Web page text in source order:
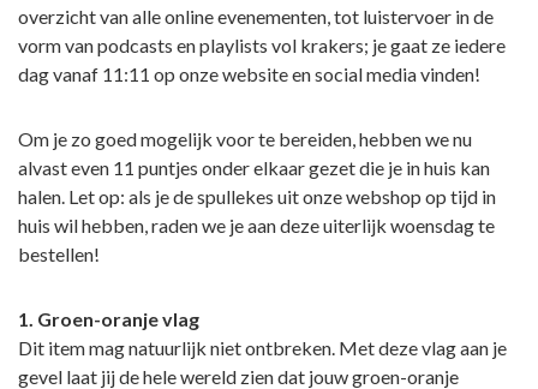
overzicht van alle online evenementen, tot luistervoer in de
vorm van podcasts en playlists vol krakers; je gaat ze iedere
dag vanaf 11:11 op onze website en social media vinden!
Om je zo goed mogelijk voor te bereiden, hebben we nu
alvast even 11 puntjes onder elkaar gezet die je in huis kan
halen. Let op: als je de spullekes uit onze webshop op tijd in
huis wil hebben, raden we je aan deze uiterlijk woensdag te
bestellen!
1. Groen-oranje vlag
Dit item mag natuurlijk niet ontbreken. Met deze vlag aan je
gevel laat jij de hele wereld zien dat jouw groen-oranje